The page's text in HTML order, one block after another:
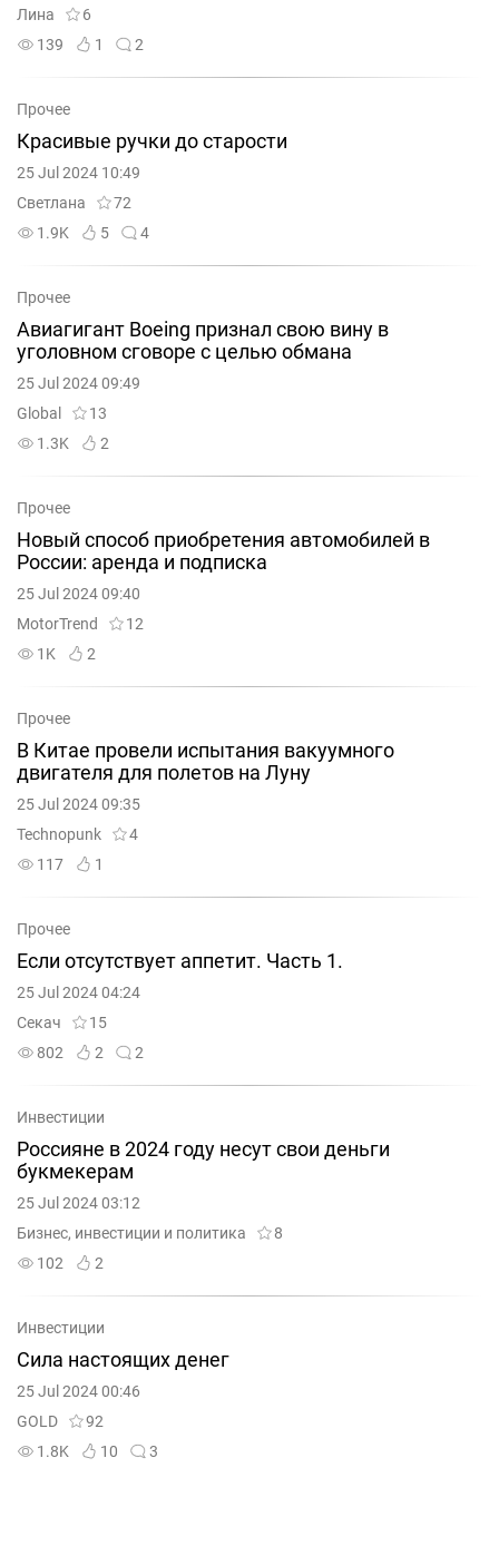
Лина
6
139
1 2
Прочее
Красивые ручки до старости
25 Jul 2024 10:49
Светлана
72
1.9K
5 4
Прочее
Авиагигант Boeing признал свою вину в
уголовном сговоре с целью обмана
25 Jul 2024 09:49
Global
13
1.3K
2
Прочее
Новый способ приобретения автомобилей в
России: аренда и подписка
25 Jul 2024 09:40
MotorTrend
12
1K
2
Прочее
В Китае провели испытания вакуумного
двигателя для полетов на Луну
25 Jul 2024 09:35
Technopunk
4
117
1
Прочее
Если отсутствует аппетит. Часть 1.
25 Jul 2024 04:24
Секач
15
802
2 2
Инвестиции
Россияне в 2024 году несут свои деньги
букмекерам
25 Jul 2024 03:12
Бизнес, инвестиции и политика
8
102
2
Инвестиции
Сила настоящих денег
25 Jul 2024 00:46
GOLD
92
1.8K
10 3